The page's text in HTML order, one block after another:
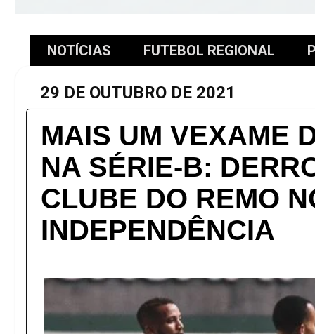
NOTÍCIAS FUTEBOL REGIONAL
29 DE OUTUBRO DE 2021
MAIS UM VEXAME
NA SÉRIE-B:
CLUBE DO REMO
INDEPENDÊNCIA